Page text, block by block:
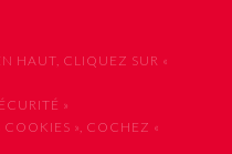
HAUT, CLIQUEZ SUR «
»
», COCHEZ «